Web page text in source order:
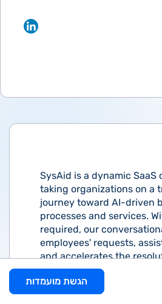
SysAid is a dynamic SaaS
taking organizations on a
journey toward AI-driven
processes and services.
required, our
employees' requests,
and accelerates the
We are recognized as a
in the industry, featured in
הגשת מועמדות